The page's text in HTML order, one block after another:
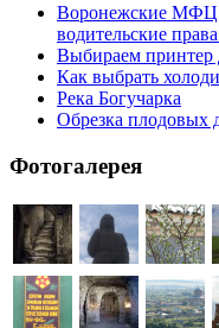
Воронежские МФЦ
водительские
Выбираем принтер
Как выбрать
Река Богучарка
Обрезка плодовых
Фотогалерея